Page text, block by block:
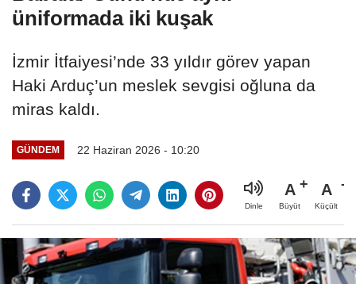
üniformada iki kuşak
İzmir İtfaiyesi’nde 33 yıldır görev yapan
Haki Arduç’un meslek sevgisi oğluna da
miras kaldı.
GÜNDEM 22 Haziran 2026 - 10:20
Dinle
A
Büyüt
A
Küçült